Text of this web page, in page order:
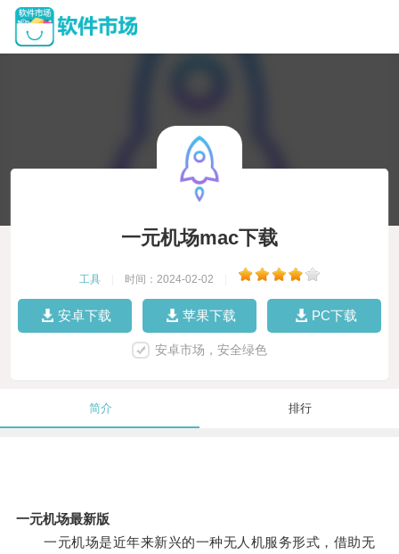
一元机场mac下载
工具 时间：2024-02-02
安卓下载 苹果下载 PC下载
安卓市场，安全绿色
简介 排行
一元机场最新版
一元机场是近年来新兴的一种无人机服务形式，借助无